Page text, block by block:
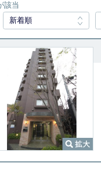
該当
新着順